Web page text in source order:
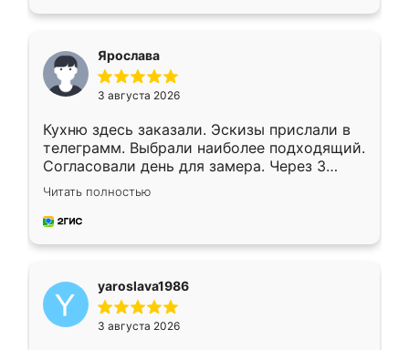
Ярослава
3 августа 2026
Кухню здесь заказали. Эскизы прислали в
телеграмм. Выбрали наиболее подходящий.
Согласовали день для замера. Через 3
недели кухня была уже готова. Остались
довольны работой. Спасибо Ренессанс
мебель за качественную работу!
Читать полностью
yaroslava1986
3 августа 2026